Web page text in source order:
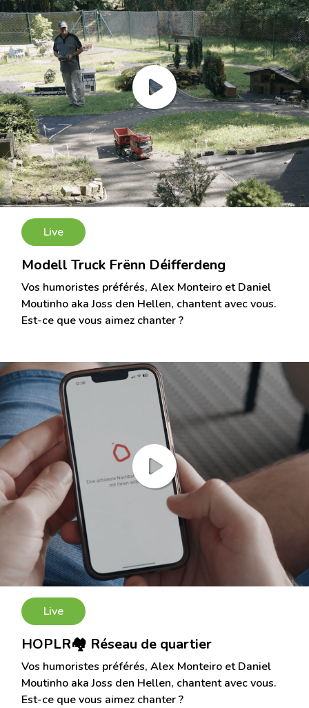
Live
Modell Truck Frënn Déifferdeng
Vos humoristes préférés, Alex Monteiro et Daniel
Moutinho aka Joss den Hellen, chantent avec vous.
Est-ce que vous aimez chanter ?
Live
HOPLR🏘 Réseau de quartier
Vos humoristes préférés, Alex Monteiro et Daniel
Moutinho aka Joss den Hellen, chantent avec vous.
Est-ce que vous aimez chanter ?